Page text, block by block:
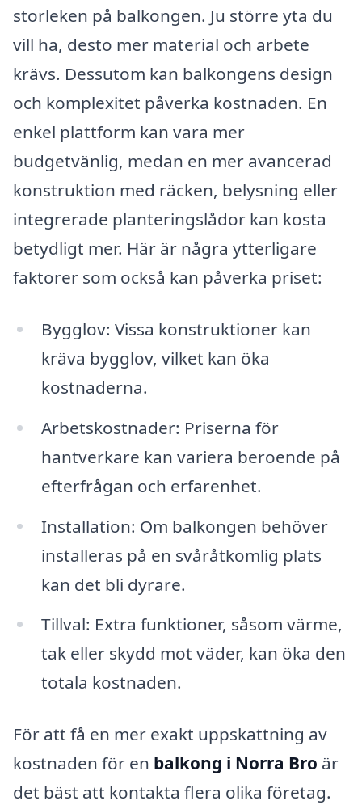
storleken på balkongen. Ju större yta du
vill ha, desto mer material och arbete
krävs. Dessutom kan balkongens design
och komplexitet påverka kostnaden. En
enkel plattform kan vara mer
budgetvänlig, medan en mer avancerad
konstruktion med räcken, belysning eller
integrerade planteringslådor kan kosta
betydligt mer. Här är några ytterligare
faktorer som också kan påverka priset:
Bygglov: Vissa konstruktioner kan
kräva bygglov, vilket kan öka
kostnaderna.
Arbetskostnader: Priserna för
hantverkare kan variera beroende på
efterfrågan och erfarenhet.
Installation: Om balkongen behöver
installeras på en svåråtkomlig plats
kan det bli dyrare.
Tillval: Extra funktioner, såsom värme,
tak eller skydd mot väder, kan öka den
totala kostnaden.
För att få en mer exakt uppskattning av
kostnaden för en balkong i Norra Bro är
det bäst att kontakta flera olika företag.